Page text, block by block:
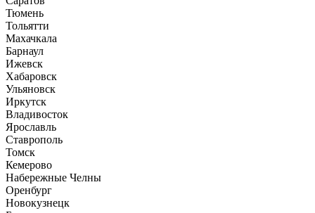
Тюмень
Тольятти
Махачкала
Барнаул
Ижевск
Хабаровск
Ульяновск
Иркутск
Владивосток
Ярославль
Ставрополь
Томск
Кемерово
Набережные Челны
Оренбург
Новокузнецк